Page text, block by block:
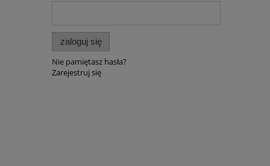
zaloguj się
Nie pamiętasz hasła?
Zarejestruj się